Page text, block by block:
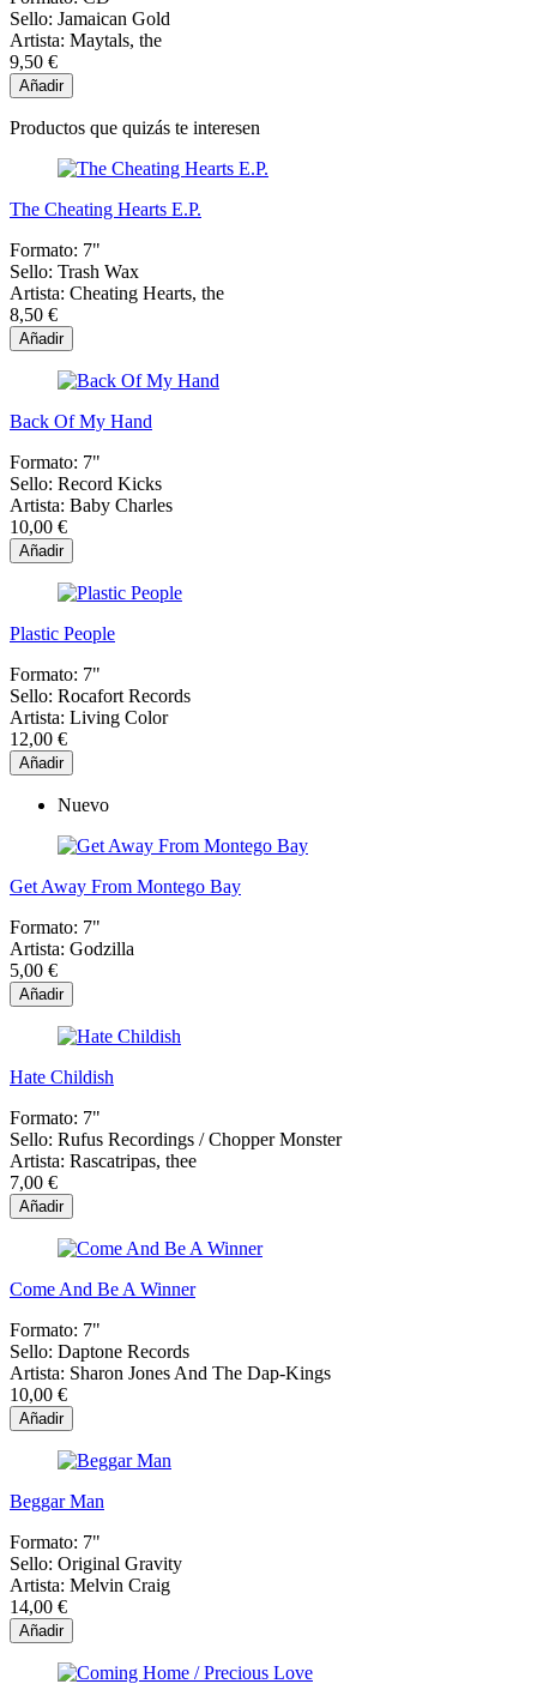
Sello: Jamaican Gold
Artista: Maytals, the
9,50 €
Añadir
Productos que quizás te interesen
The Cheating Hearts E.P.
Formato: 7"
Sello: Trash Wax
Artista: Cheating Hearts, the
8,50 €
Añadir
Back Of My Hand
Formato: 7"
Sello: Record Kicks
Artista: Baby Charles
10,00 €
Añadir
Plastic People
Formato: 7"
Sello: Rocafort Records
Artista: Living Color
12,00 €
Añadir
Nuevo
Get Away From Montego Bay
Formato: 7"
Artista: Godzilla
5,00 €
Añadir
Hate Childish
Formato: 7"
Sello: Rufus Recordings / Chopper Monster
Artista: Rascatripas, thee
7,00 €
Añadir
Come And Be A Winner
Formato: 7"
Sello: Daptone Records
Artista: Sharon Jones And The Dap-Kings
10,00 €
Añadir
Beggar Man
Formato: 7"
Sello: Original Gravity
Artista: Melvin Craig
14,00 €
Añadir